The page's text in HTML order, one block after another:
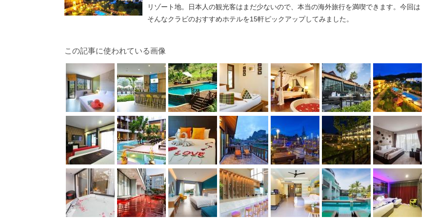
リゾート地。日本人の観光客はまだ少ないので、本当の海外旅行を満喫できます。今回は
そんなクラビのおすすめホテルを15軒ピックアップしてみました。
この記事に使われている画像